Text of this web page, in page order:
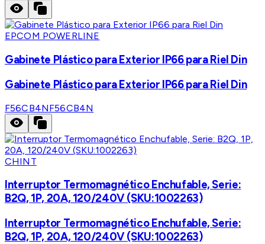
EPCOM POWERLINE
Gabinete Plástico para Exterior IP66 para Riel Din
Gabinete Plástico para Exterior IP66 para Riel Din
F56CB4NF56CB4N
CHINT
Interruptor Termomagnético Enchufable, Serie:
B2Q, 1P, 20A, 120/240V (SKU:1002263)
Interruptor Termomagnético Enchufable, Serie:
B2Q, 1P, 20A, 120/240V (SKU:1002263)